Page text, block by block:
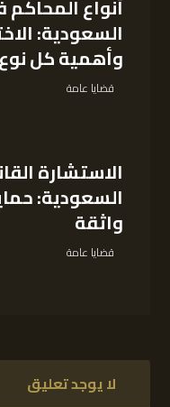
أنواع
السعودية:
وأهمية كل نوع
قضايا عامة
الاستشارة
السعودية:
واثقة
قضايا عامة
لا يوجد تعليق